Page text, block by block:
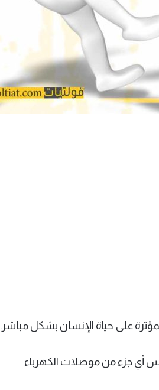
على حياة الإنسان بشكل مباشر.
أي جزء من موصلات الكهرباء